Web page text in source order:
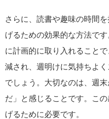
さらに、読書や趣味の時間
げるための効果的な方法で
に計画的に取り入れること
減され、週明けに気持ちよ
でしょう。大切なのは、週
だ」と感じることです。こ
げるために必要です。